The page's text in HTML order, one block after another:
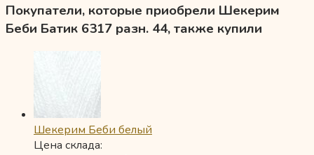
Покупатели, которые приобрели Шекерим
Беби Батик 6317 разн. 44, также купили
Шекерим Беби белый
Цена склада: